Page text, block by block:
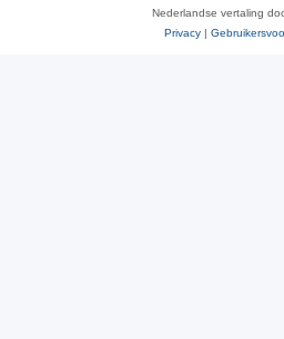
Nederlandse vertaling
Privacy |